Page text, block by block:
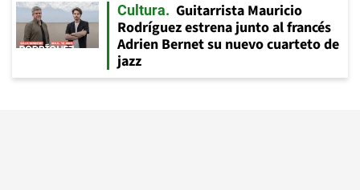
Cultura
Guitarrista Mauricio
Rodríguez estrena junto al francés
Adrien Bernet su nuevo cuarteto de
jazz